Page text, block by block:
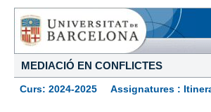
MEDIACIÓ EN CONFLICTES
Curs: 2024-2025 Assignatures :